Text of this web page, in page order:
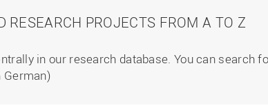
RESEARCH PROJECTS FROM A TO Z
in our research database. You can search